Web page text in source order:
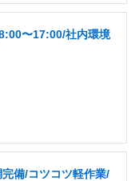
〜17:00/社内環境
備/コツコツ軽作業/